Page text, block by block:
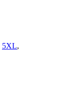
5XL,